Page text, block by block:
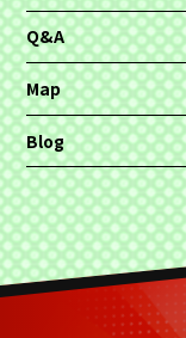
Q&A
Map
Blog